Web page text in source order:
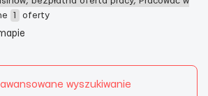
1
oferty
wyszukiwanie